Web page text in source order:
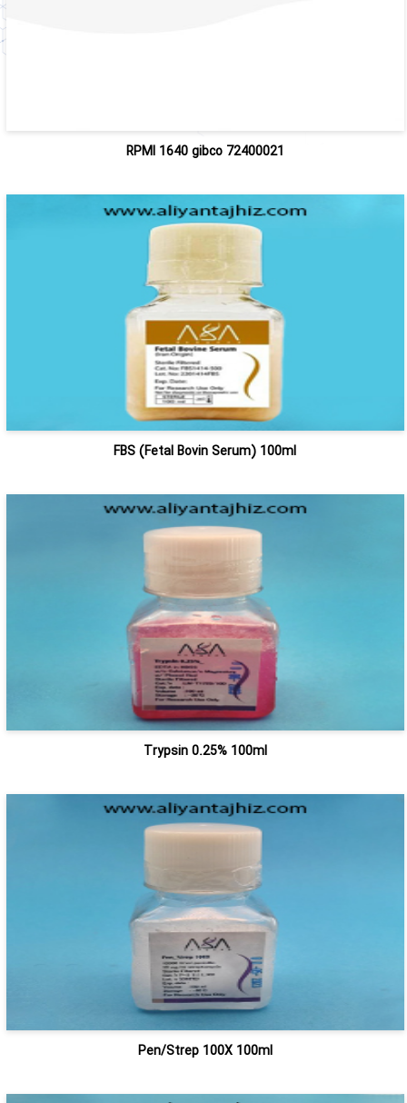
RPMI 1640 gibco 72400021
FBS (Fetal Bovin Serum) 100ml
Trypsin 0.25% 100ml
Pen/Strep 100X 100ml